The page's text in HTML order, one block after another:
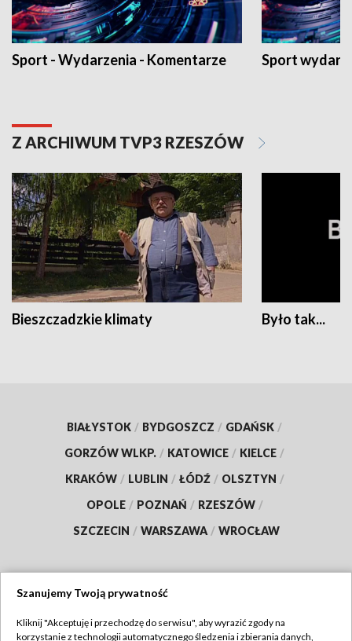
Sport - Wydarzenia - Komentarze Sport
Z ARCHIWUM TVP3 RZESZÓW
Bieszczadzkie klimaty Było tak...
BIAŁYSTOK / BYDGOSZCZ / GDAŃSK /
GORZÓW WLKP. / KATOWICE / KIELCE /
KRAKÓW / LUBLIN / ŁÓDŹ / OLSZTYN /
OPOLE / POZNAŃ / RZESZÓW /
SZCZECIN / WARSZAWA / WROCŁAW
Szanujemy Twoją prywatność
Kliknij "Akceptuję i przechodzę do serwisu", aby wyrazić zgody na
korzystanie z technologii automatycznego śledzenia i zbierania danych,